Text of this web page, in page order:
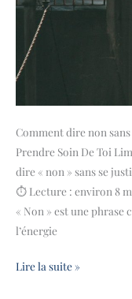
Comment dire non
Prendre Soin De Toi
dire « non » sans se
⏱ Lecture : environ 8
« Non » est une
l’énergie
Lire la suite »